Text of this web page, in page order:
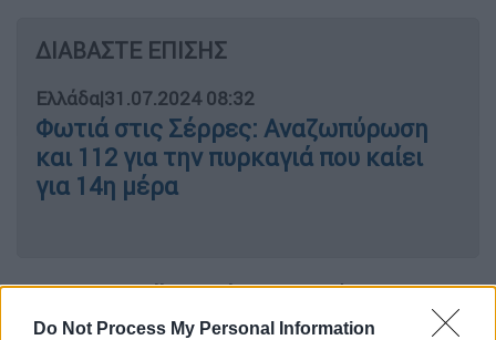
Do Not Process My Personal Information
ΔΙΑΒΑΣΤΕ ΕΠΙΣΗΣ
Ελλάδα|31.07.2024 08:32
Φωτιά στις Σέρρες: Αναζωπύρωση
και 112 για την πυρκαγιά που καίει
για 14η μέρα
Η 50χρονηLalita Kayi Kumarαπό τιςΗΠΑ, η
οποία ζούσε στηΓκόατα τελευταία 10